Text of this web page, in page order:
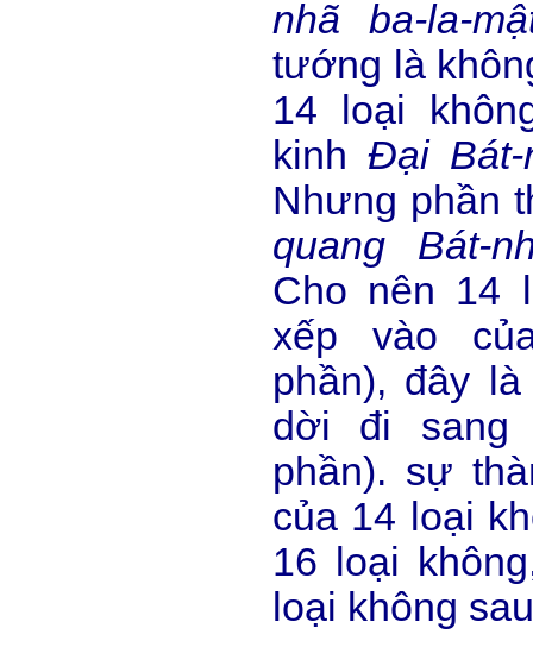
nhã ba-la-
tướng là
14 loại
kinh Đại Bát-
Nhưng phần
quang Bát-
Cho nên 14
xếp vào
phần), đây
dời đi sang
phần). sự
của 14 loại
16 loại
loại không